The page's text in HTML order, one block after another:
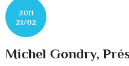
2011
21/02
Michel Gondry,